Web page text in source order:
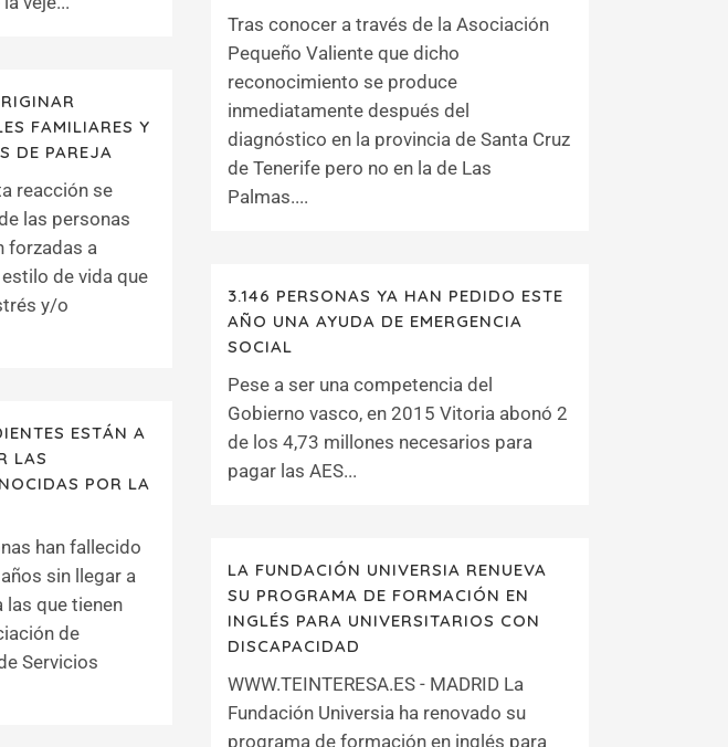
Tras conocer a través de la Asociación
Pequeño Valiente que dicho
reconocimiento se produce
inmediatamente después del
diagnóstico en la provincia de Santa Cruz
de Tenerife pero no en la de Las
Palmas....
FAMILIARES Y
DE PAREJA
reacción se
las personas
forzadas a
de vida que
y/o
3.146 PERSONAS YA HAN PEDIDO ESTE
AÑO UNA AYUDA DE EMERGENCIA
SOCIAL
Pese a ser una competencia del
Gobierno vasco, en 2015 Vitoria abonó 2
de los 4,73 millones necesarios para
pagar las AES...
ESTÁN A
LAS
POR LA
han fallecido
sin llegar a
las que tienen
de
Servicios
LA FUNDACIÓN UNIVERSIA RENUEVA
SU PROGRAMA DE FORMACIÓN EN
INGLÉS PARA UNIVERSITARIOS CON
DISCAPACIDAD
WWW.TEINTERESA.ES - MADRID La
Fundación Universia ha renovado su
programa de formación en inglés para